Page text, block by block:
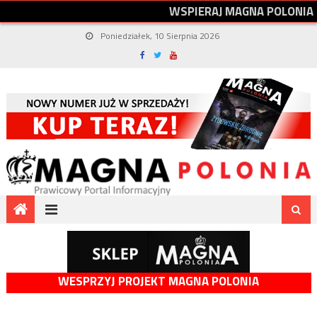
WSPIERAJMAGNAPOLONIA
Poniedziałek, 10 Sierpnia 2026
WESPRZYJ PROJEKT MAGNA POLONIA